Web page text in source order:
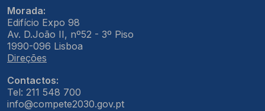
Morada:
Edifício Expo 98
Av. D.João II, nº52 - 3º Piso
1990-096 Lisboa
Direções
Contactos:
Tel: 211 548 700
info@compete2030.gov.pt